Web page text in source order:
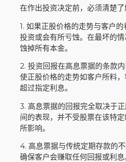
在作出投资决定前，必须清楚
1. 如果正股价格的走势与客户
投资或会有所亏蚀。在最坏的
蚀掉所有本金。
2. 投资回报在高息票据的条款
使正股价格的走势如客户所料
超过指定利息。
3. 高息票据的回报完全取决于
间的表现，并不受股票在该特
所影响。
4. 高息票据与传统定期存款的
确保客户会赚取任何回报或利息